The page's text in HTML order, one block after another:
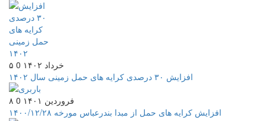
۵ خرداد ۱۴۰۲
0
افزایش ۳۰ درصدی کرایه های حمل زمینی سال ۱۴۰۲
۸ فروردین ۱۴۰۱
0
افزایش کرایه های حمل از مبدا بندرعباس مورخه ۱۴۰۰/۱۲/۲۸